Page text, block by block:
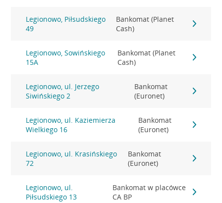
Legionowo, Piłsudskiego
49
Bankomat (Planet
Cash)
Legionowo, Sowińskiego
15A
Bankomat (Planet
Cash)
Legionowo, ul. Jerzego
Siwińskiego 2
Bankomat
(Euronet)
Legionowo, ul. Kaziemierza
Wielkiego 16
Bankomat
(Euronet)
Legionowo, ul. Krasińskiego
72
Bankomat
(Euronet)
Legionowo, ul.
Piłsudskiego 13
Bankomat w placówce
CA BP